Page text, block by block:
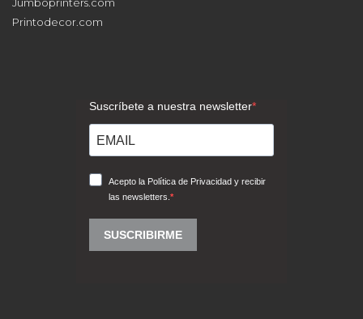
Printodecor.com